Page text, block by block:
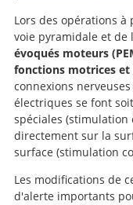
Lors des opérations
voie pyramidale et de
évoqués moteurs
fonctions motrices et
connexions
électriques se font
spéciales (stimulation
directement sur la
surface (stimulation
warning-sign
Motor Evoked
Les modifications de
d'alerte importants